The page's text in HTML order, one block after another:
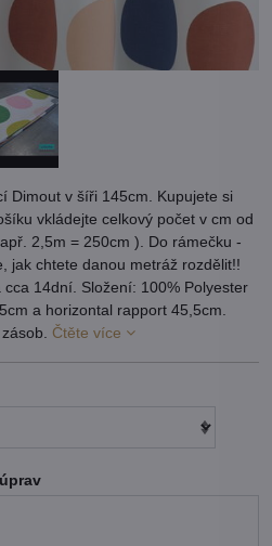
Dimout v šíři 145cm. Kupujete si
vkládejte celkový počet v cm od
2,5m = 250cm ). Do rámečku -
jak chtete danou metráž rozdělit!!
14dní. Složení: 100% Polyester
a horizontal rapport 45,5cm.
Čtěte více